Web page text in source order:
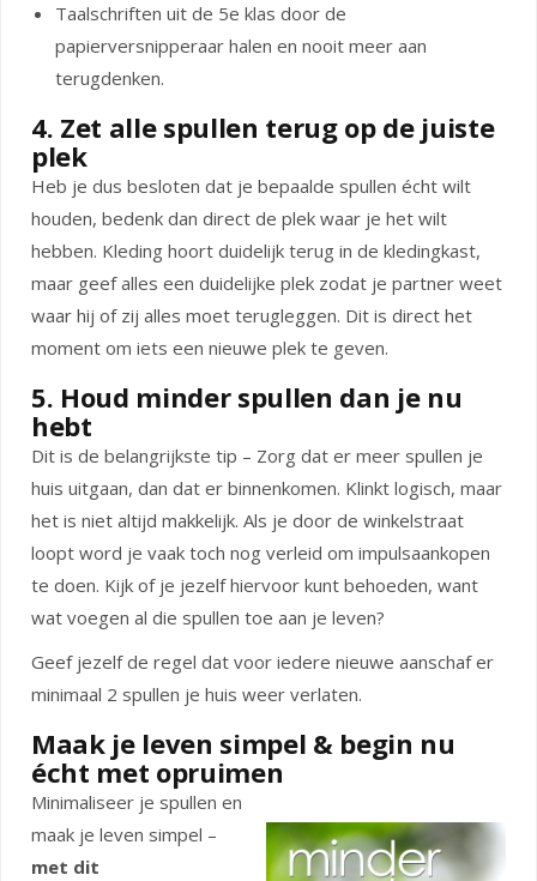
Taalschriften uit de 5e klas door de
papierversnipperaar halen en nooit meer aan
terugdenken.
4. Zet alle spullen terug op de juiste
plek
Heb je dus besloten dat je bepaalde spullen écht wilt
houden, bedenk dan direct de plek waar je het wilt
hebben. Kleding hoort duidelijk terug in de kledingkast,
maar geef alles een duidelijke plek zodat je partner weet
waar hij of zij alles moet terugleggen. Dit is direct het
moment om iets een nieuwe plek te geven.
5. Houd minder spullen dan je nu
hebt
Dit is de belangrijkste tip – Zorg dat er meer spullen je
huis uitgaan, dan dat er binnenkomen. Klinkt logisch, maar
het is niet altijd makkelijk. Als je door de winkelstraat
loopt word je vaak toch nog verleid om impulsaankopen
te doen. Kijk of je jezelf hiervoor kunt behoeden, want
wat voegen al die spullen toe aan je leven?
Geef jezelf de regel dat voor iedere nieuwe aanschaf er
minimaal 2 spullen je huis weer verlaten.
Maak je leven simpel & begin nu
écht met opruimen
Minimaliseer je spullen en
maak je leven simpel –
met dit